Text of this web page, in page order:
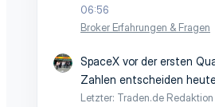
06:56
Broker Erfahrungen & Fragen
SpaceX vor der ersten
Zahlen entscheiden
Letzter: Traden.de Redaktion